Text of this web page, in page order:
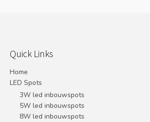
Quick Links
Home
LED Spots
3W led inbouwspots
5W led inbouwspots
8W led inbouwspots